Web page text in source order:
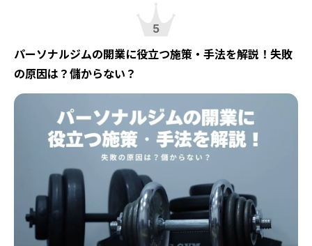
5
パーソナルジムの開業に役立つ施策・手法を解説！失敗
の原因は？儲からない？